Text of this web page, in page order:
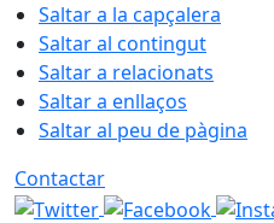
Saltar a la capçalera
Saltar al contingut
Saltar a relacionats
Saltar a enllaços
Saltar al peu de pàgina
Contactar